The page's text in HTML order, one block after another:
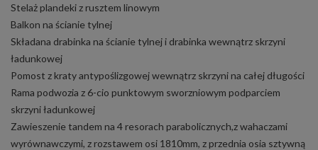
Stelaż plandeki z rusztem linowym
Balkon na ścianie tylnej
Składana drabinka na ścianie tylnej i drabinka wewnątrz skrzyni
ładunkowej
Pomost z kraty antypoślizgowej wewnątrz skrzyni na całej długości
Rama podwozia z 6-cio punktowym sworzniowym podparciem
skrzyni ładunkowej
Zawieszenie tandem na 4 resorach parabolicznych,z wahaczami
wyrównawczymi, z rozstawem osi 1810mm, z przednia osia sztywną